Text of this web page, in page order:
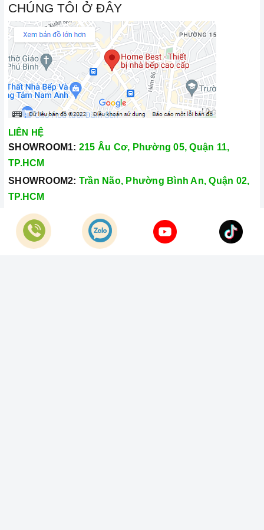
CHÚNG TÔI Ở ĐÂY
LIÊN HỆ
SHOWROOM1: 215 Âu Cơ, Phường 05, Quận 11,
TP.HCM
SHOWROOM2: Trần Não, Phường Bình An, Quận 02,
TP.HCM
Hotline:
028.66.79.8989
Khiếu nại: 0933.800.899